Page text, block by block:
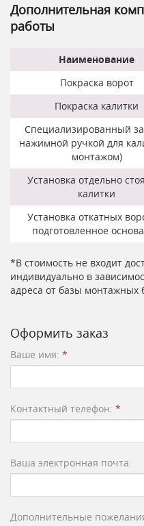
Дополнительная
работы
Наименование
Покраска ворот
Покраска калитки
Специализированный
нажимной ручкой для
монтажом)
Установка отдельно
калитки
Установка откатных
подготовленное
*В стоимость не входит
индивидуально в
адреса от базы монтажных
Оформить заказ
Ваше имя: *
Контактный телефон: *
Ваша электронная почта:
Дополнительные